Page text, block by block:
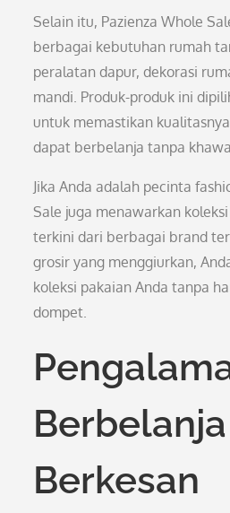
Selain itu, Pazienza Whole
berbagai kebutuhan rumah
peralatan dapur, dekorasi
mandi. Produk-produk ini
untuk memastikan
dapat berbelanja tanpa
Jika Anda adalah pecinta
Sale juga menawarkan
terkini dari berbagai brand
grosir yang menggiurkan,
koleksi pakaian Anda tanpa
dompet.
Berkesan